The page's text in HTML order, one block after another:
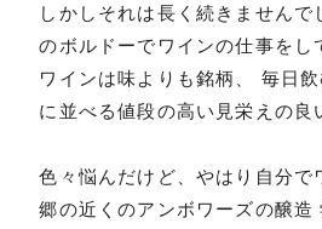
しかしそれは長く続きませんで
のボルドーでワインの仕事をし
ワインは味よりも銘柄、 毎日
に並べる値段の高い見栄えの良
色々悩んだけど、やはり自分で
郷の近くのアンボワーズの醸造